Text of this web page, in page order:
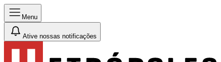
Menu
Ative nossas notificações